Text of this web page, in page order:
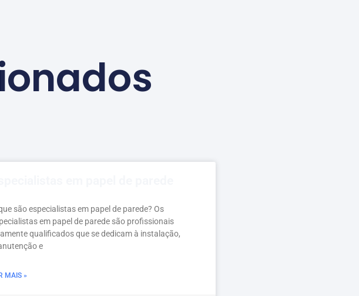
são especialistas em papel de parede? Os
em papel de parede são profissionais
qualificados que se dedicam à instalação,
e
MAIS »